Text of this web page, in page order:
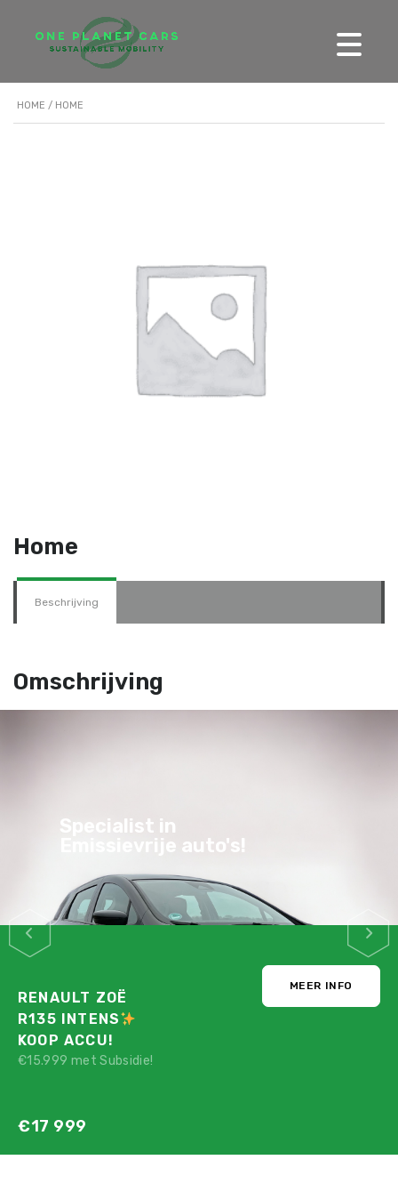
HOME / HOME
Home
Beschrijving
Omschrijving
Specialist in
Emissievrije auto's!
RENAULT ZOË
R135 INTENS
KOOP ACCU!
€15.999 met Subsidie!
€17 999
MEER INFO